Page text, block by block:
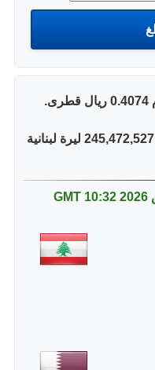
10,000.00 ريال قطرى يعادل 245,472,527.47 ليرة لبنانية
10:32 GMT